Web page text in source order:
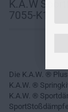
K.A.W
7055-K1
Die K.A.W. ®
K.A.W. ®
K.A.W. ®